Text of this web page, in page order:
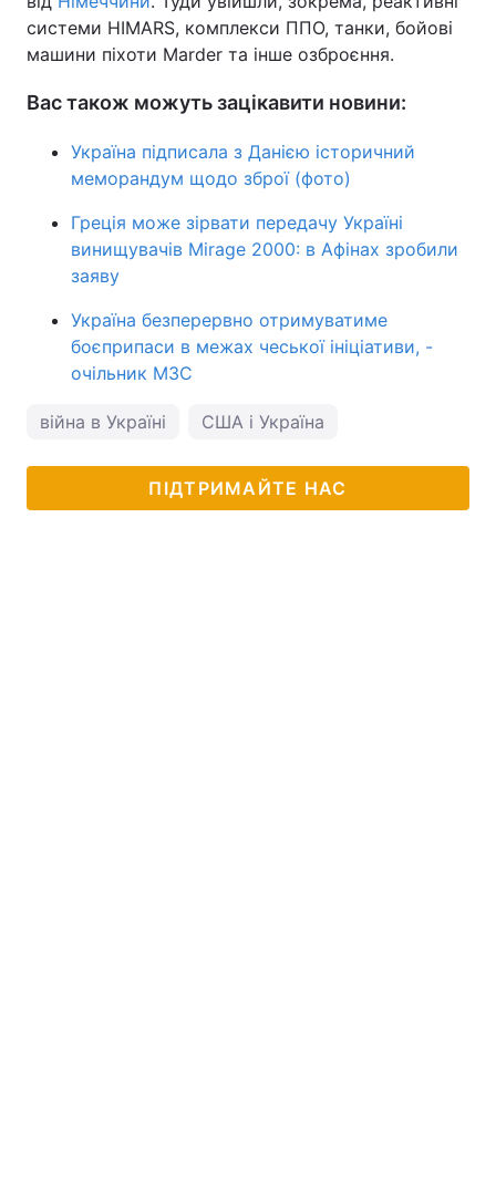
системи HIMARS, комплекси ППО, танки, бойові
машини піхоти Marder та інше озброєння.
Вас також можуть зацікавити новини:
Україна підписала з Данією історичний
меморандум щодо зброї (фото)
Греція може зірвати передачу Україні
винищувачів Mirage 2000: в Афінах зробили
заяву
Україна безперервно отримуватиме
боєприпаси в межах чеської ініціативи, -
очільник МЗС
війна в Україні США і Україна
ПІДТРИМАЙТЕ НАС